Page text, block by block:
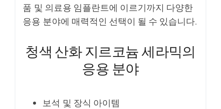
품 및 의료용 임플란트에 이르기까지 다양한
응용 분야에 매력적인 선택이 될 수 있습니다.
청색 산화 지르코늄 세라믹의
응용 분야
보석 및 장식 아이템